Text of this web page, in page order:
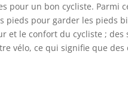
pour un bon cycliste. Parmi
pour garder les pieds
et le confort du cycliste ;
vélo, ce qui signifie que